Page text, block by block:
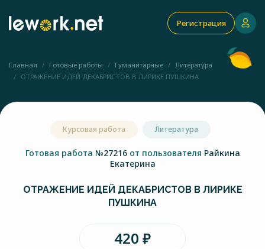
Регистрация
Главная Готовые работы Гуманитарные
Литература
ОТРАЖЕНИЕ ИДЕЙ ДЕКАБРИСТОВ В ЛИРИКЕ ПУШКИНА
Курсовая работа Литература
Готовая работа №27216 от пользователя Райкина
Екатерина
ОТРАЖЕНИЕ ИДЕЙ ДЕКАБРИСТОВ В ЛИРИКЕ
ПУШКИНА
420 ₽